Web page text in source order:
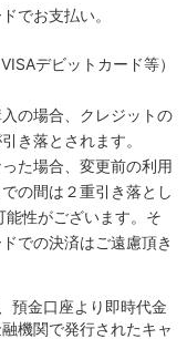
でお支払い。
デビットカード等）
の場合、クレジットの
き落とされます。
た場合、変更前の利用
の間は２重引き落とし
性がございます。そ
での決済はご遠慮頂き
預金口座より即時代金
機関で発行されたキャ